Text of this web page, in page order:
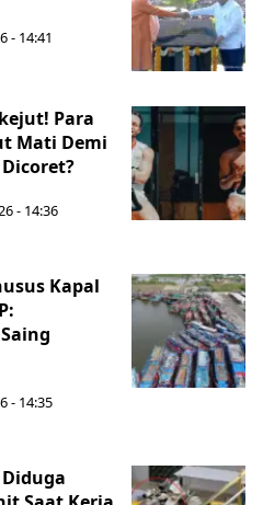
- 14:41
Para
Mati Demi
- 14:36
Kapal
- 14:35